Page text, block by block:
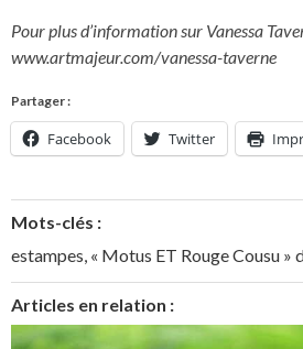
Pour plus d’information sur Vanessa
www.artmajeur.com/vanessa-taverne
Partager :
Facebook Twitter
Mots-clés :
estampes, « Motus ET Rouge Cousu »
Articles en relation :